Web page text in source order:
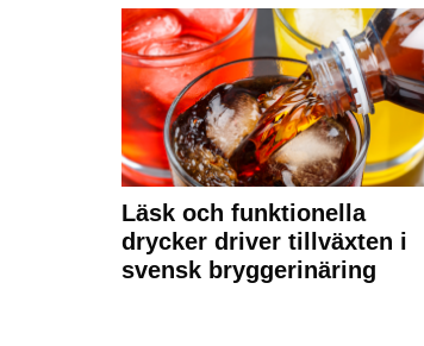
Läsk och funktionella
drycker driver tillväxten i
svensk bryggerinäring